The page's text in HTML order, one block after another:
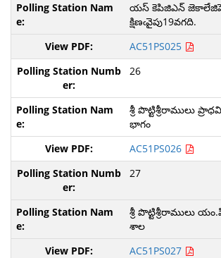
యస్ కెపిజిఎన్
క్షిణఁవైపు19వగది.
AC51PS025
26
శ్రీ పొట్టిశ్రీరాములు
భాగం
AC51PS026
27
శ్రీ పొట్టిశ్రీరాములు
శాల
AC51PS027